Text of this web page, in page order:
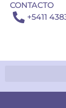
CONTACTO
+5411